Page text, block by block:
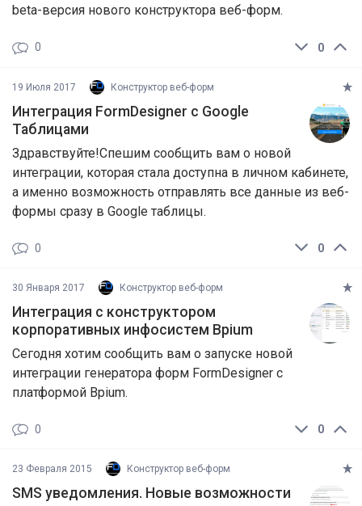
beta-версия нового конструктора веб-форм.
0
0
19 Июля 2017 Конструктор веб-форм
Интеграция FormDesigner с Google
Таблицами
Здравствуйте!Спешим сообщить вам о новой
интеграции, которая стала доступна в личном кабинете,
а именно возможность отправлять все данные из веб-
формы сразу в Google таблицы.
0
0
30 Января 2017 Конструктор веб-форм
Интеграция с конструктором
корпоративных инфосистем Bpium
Сегодня хотим сообщить вам о запуске новой
интеграции генератора форм FormDesigner с
платформой Bpium.
0
0
23 Февраля 2015 Конструктор веб-форм
SMS уведомления. Новые возможности